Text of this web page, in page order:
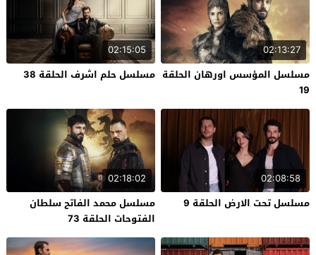
02:13:27
مسلسل المؤسس اورهان الحلقة
19
02:15:05
مسلسل حلم اشرف الحلقة 38
02:08:58
مسلسل تحت الارض الحلقة 9
02:18:02
مسلسل محمد الفاتح سلطان
الفتوحات الحلقة 73